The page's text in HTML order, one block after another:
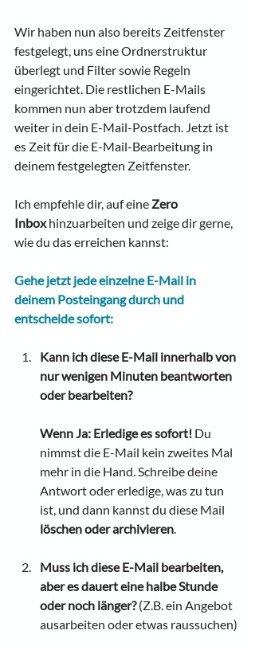
Wir haben nun also bereits Zeitfenster
festgelegt, uns eine Ordnerstruktur
überlegt und Filter sowie Regeln
eingerichtet. Die restlichen E-Mails
kommen nun aber trotzdem laufend
weiter in dein E-Mail-Postfach. Jetzt ist
es Zeit für die E-Mail-Bearbeitung in
deinem festgelegten Zeitfenster.
Ich empfehle dir, auf eine Zero
Inbox hinzuarbeiten und zeige dir gerne,
wie du das erreichen kannst:
Gehe jetzt jede einzelne E-Mail in
deinem Posteingang durch und
entscheide sofort:
Kann ich diese E-Mail innerhalb von
nur wenigen Minuten beantworten
oder bearbeiten?
Wenn Ja: Erledige es sofort! Du
nimmst die E-Mail kein zweites Mal
mehr in die Hand. Schreibe deine
Antwort oder erledige, was zu tun
ist, und dann kannst du diese Mail
löschen oder archivieren.
Muss ich diese E-Mail bearbeiten,
aber es dauert eine halbe Stunde
oder noch länger? (Z.B. ein Angebot
ausarbeiten oder etwas raussuchen)